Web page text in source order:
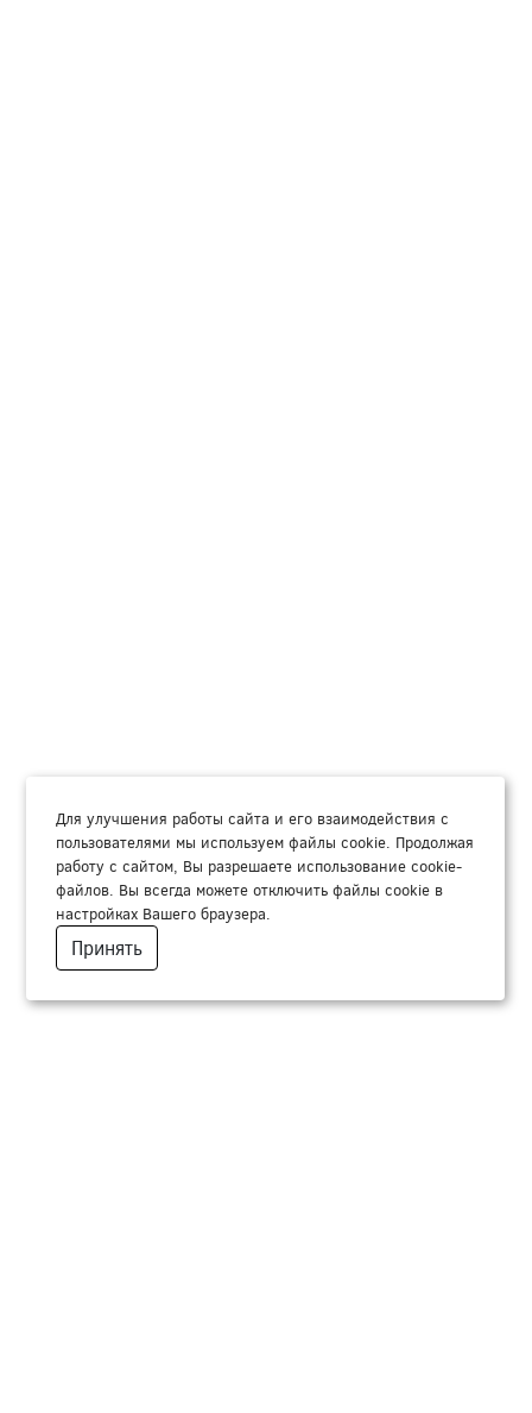
Для улучшения работы сайта и его взаимодействия с
пользователями мы используем файлы cookie. Продолжая
работу с сайтом, Вы разрешаете использование cookie-
файлов. Вы всегда можете отключить файлы cookie в
настройках Вашего браузера.
Принять